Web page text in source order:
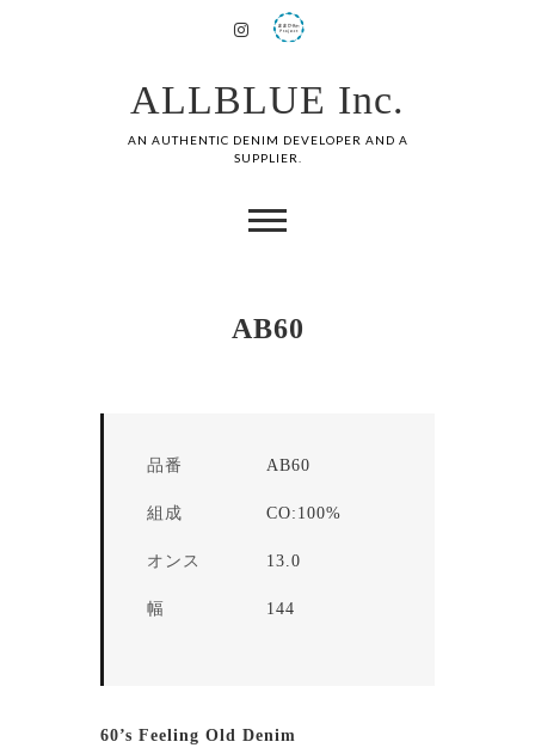
ALLBLUE Inc.
AN AUTHENTIC DENIM DEVELOPER AND A
SUPPLIER.
AB60
品番 AB60
組成 CO:100%
オンス 13.0
幅 144
60’s Feeling Old Denim